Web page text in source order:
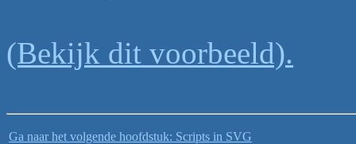
(Bekijk dit voorbeeld).
Ga naar het volgende hoofdstuk: Scripts in SVG